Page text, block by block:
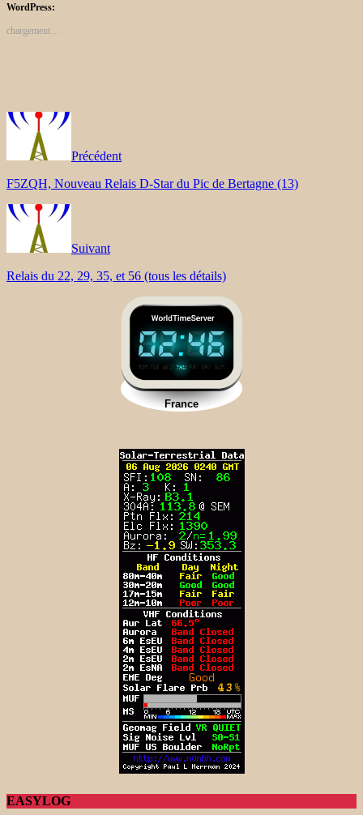
WordPress:
chargement…
Précédent
F5ZQH, Nouveau Relais D-Star du Pic de Bertagne (13)
Suivant
Relais du 22, 29, 35, et 56 (tous les détails)
EASYLOG